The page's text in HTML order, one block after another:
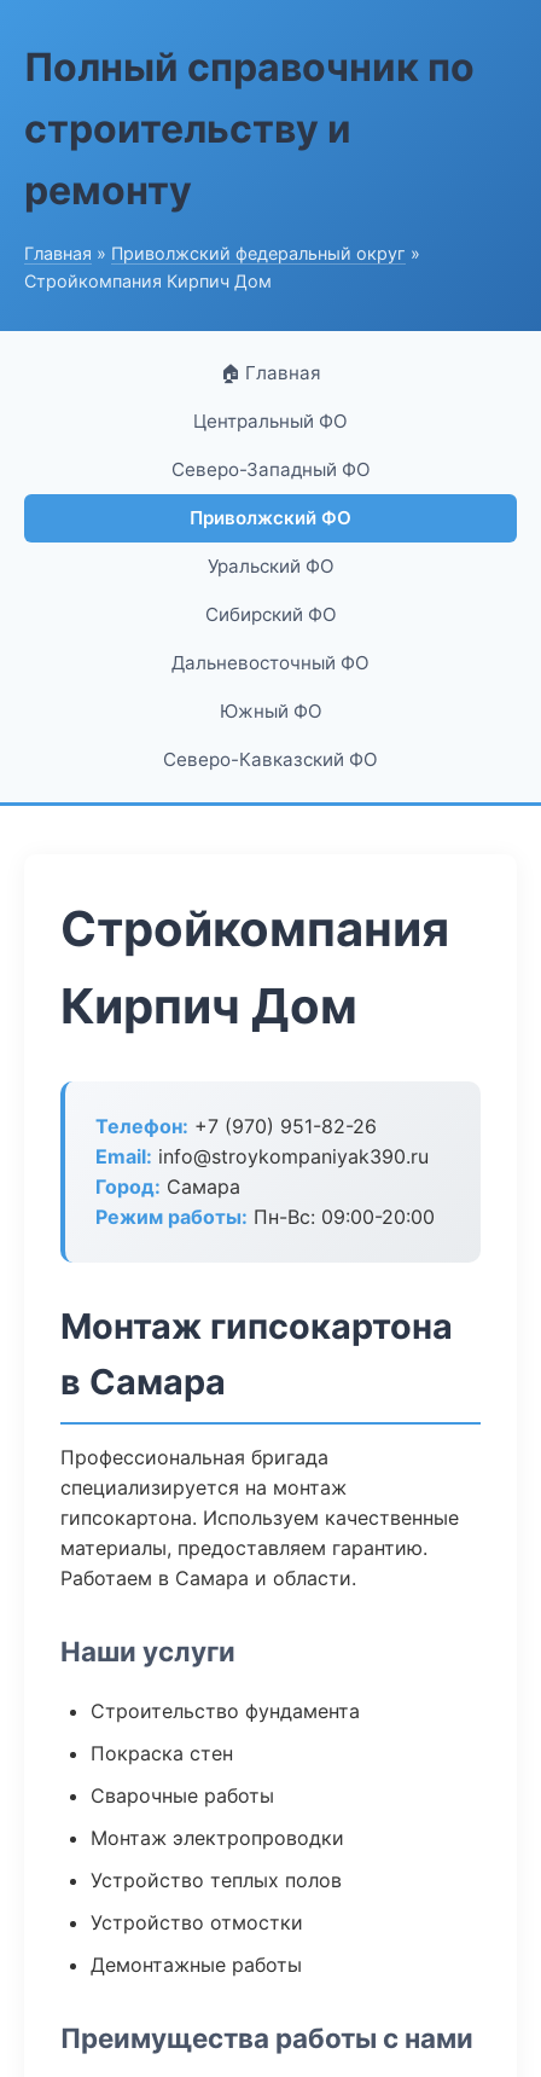
Полный справочник по
строительству и
ремонту
Главная » Приволжский федеральный округ »
Стройкомпания Кирпич Дом
🏠 Главная
Центральный ФО
Северо-Западный ФО
Приволжский ФО
Уральский ФО
Сибирский ФО
Дальневосточный ФО
Южный ФО
Северо-Кавказский ФО
Стройкомпания
Кирпич Дом
Телефон: +7 (970) 951-82-26
Email: info@stroykompaniyak390.ru
Город: Самара
Режим работы: Пн-Вс: 09:00-20:00
Монтаж гипсокартона
в Самара
Профессиональная бригада
специализируется на монтаж
гипсокартона. Используем качественные
материалы, предоставляем гарантию.
Работаем в Самара и области.
Наши услуги
Строительство фундамента
Покраска стен
Сварочные работы
Монтаж электропроводки
Устройство теплых полов
Устройство отмостки
Демонтажные работы
Преимущества работы с нами